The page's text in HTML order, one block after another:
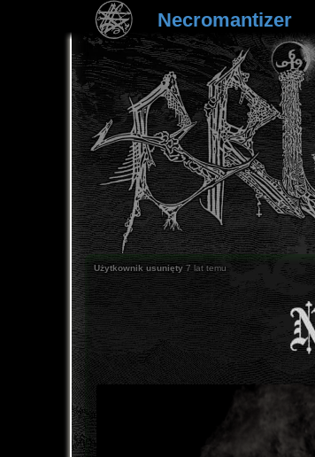
Necromantizer
Użytkownik usunięty 7 lat temu